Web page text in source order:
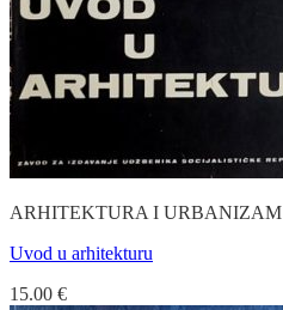
ARHITEKTURA I URBANIZAM
Uvod u arhitekturu
15.00 €